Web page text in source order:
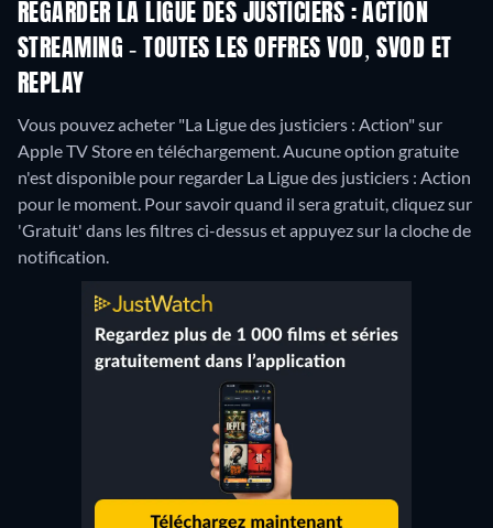
REGARDER LA LIGUE DES JUSTICIERS : ACTION
STREAMING - TOUTES LES OFFRES VOD, SVOD ET
REPLAY
Vous pouvez acheter "La Ligue des justiciers : Action" sur
Apple TV Store en téléchargement. Aucune option gratuite
n'est disponible pour regarder La Ligue des justiciers : Action
pour le moment. Pour savoir quand il sera gratuit, cliquez sur
'Gratuit' dans les filtres ci-dessus et appuyez sur la cloche de
notification.